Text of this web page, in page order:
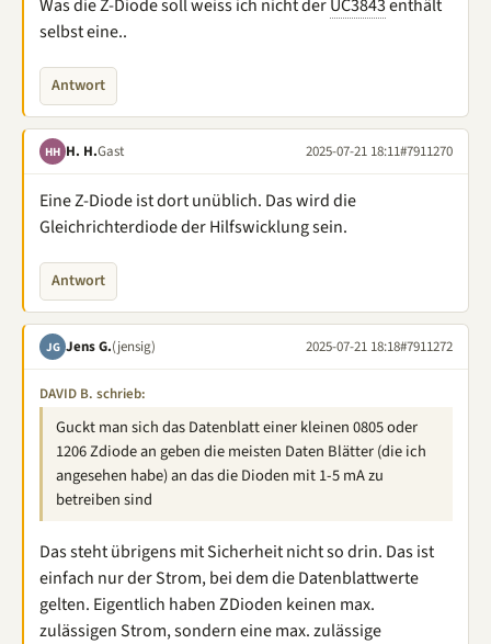
Was die Z-Diode soll weiss ich nicht derUC3843enthält
selbst eine..
Antwort
HH H. H.Gast 2025-07-21 18:11#7911270
Eine Z-Diode ist dort unüblich. Das wird die
Gleichrichterdiode der Hilfswicklung sein.
Antwort
JG Jens G.(jensig) 2025-07-21 18:18#7911272
DAVID B. schrieb:
Guckt man sich das Datenblatt einer kleinen 0805 oder
1206 Zdiode an geben die meisten Daten Blätter (die ich
angesehen habe) an das die Dioden mit 1-5 mA zu
betreiben sind
Das steht übrigens mit Sicherheit nicht so drin. Das ist
einfach nur der Strom, bei dem die Datenblattwerte
gelten. Eigentlich haben ZDioden keinen max.
zulässigen Strom, sondern eine max. zulässige